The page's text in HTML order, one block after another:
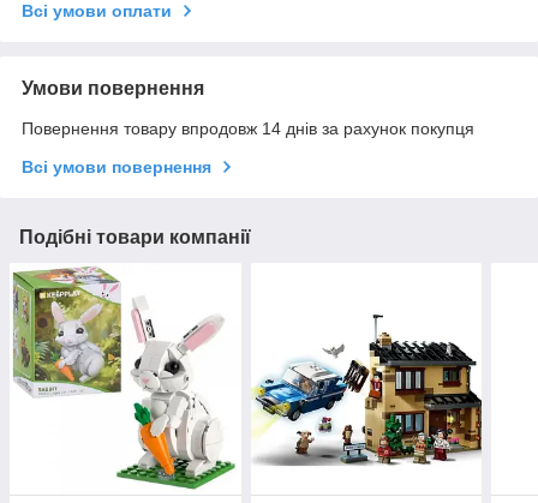
Всі умови оплати
Умови повернення
Повернення товару впродовж 14 днів за рахунок покупця
Всі умови повернення
Подібні товари компанії